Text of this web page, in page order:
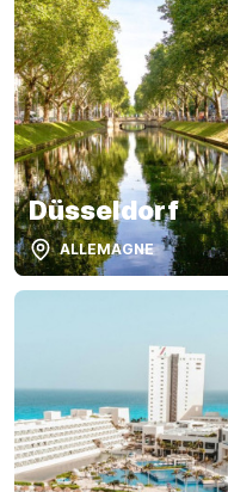
Düsseldorf
ALLEMAGNE